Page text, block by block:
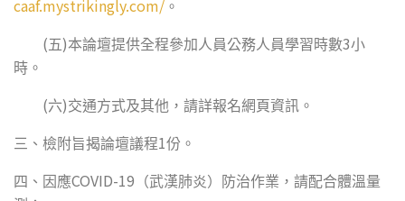
caaf.mystrikingly.com/ 。
(五)本論壇提供全程參加人員公務人員學習時數3小
時。
(六)交通方式及其他，請詳報名網頁資訊。
三、檢附旨揭論壇議程1份。
四、因應COVID-19 （武漢肺炎）防治作業，請配合體溫量